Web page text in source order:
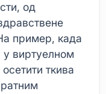
од
пример, када
у виртуелном
ткива